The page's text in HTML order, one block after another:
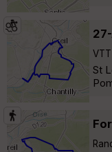
VTT
St